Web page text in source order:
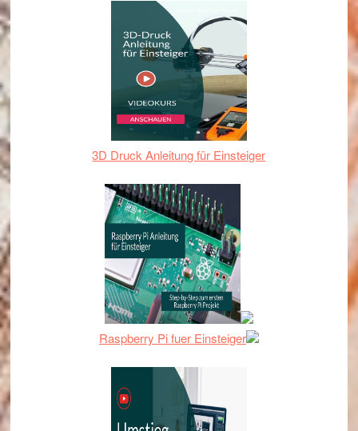
3D Druck Anleitung für Einsteiger
Raspberry Pi fuer Einsteiger